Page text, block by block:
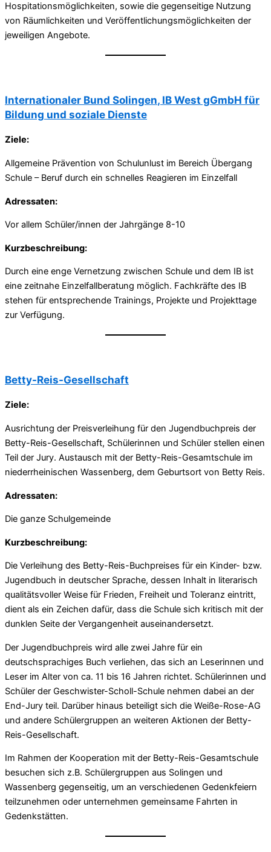
Hospitationsmöglichkeiten, sowie die gegenseitige Nutzung
von Räumlichkeiten und Veröffentlichungsmöglichkeiten der
jeweiligen Angebote.
Internationaler Bund Solingen, IB West gGmbH für
Bildung und soziale Dienste
Ziele:
Allgemeine Prävention von Schulunlust im Bereich Übergang
Schule – Beruf durch ein schnelles Reagieren im Einzelfall
Adressaten:
Vor allem Schüler/innen der Jahrgänge 8-10
Kurzbeschreibung:
Durch eine enge Vernetzung zwischen Schule und dem IB ist
eine zeitnahe Einzelfallberatung möglich. Fachkräfte des IB
stehen für entsprechende Trainings, Projekte und Projekttage
zur Verfügung.
Betty-Reis-Gesellschaft
Ziele:
Ausrichtung der Preisverleihung für den Jugendbuchpreis der
Betty-Reis-Gesellschaft, Schülerinnen und Schüler stellen einen
Teil der Jury. Austausch mit der Betty-Reis-Gesamtschule im
niederrheinischen Wassenberg, dem Geburtsort von Betty Reis.
Adressaten:
Die ganze Schulgemeinde
Kurzbeschreibung:
Die Verleihung des Betty-Reis-Buchpreises für ein Kinder- bzw.
Jugendbuch in deutscher Sprache, dessen Inhalt in literarisch
qualitätsvoller Weise für Frieden, Freiheit und Toleranz eintritt,
dient als ein Zeichen dafür, dass die Schule sich kritisch mit der
dunklen Seite der Vergangenheit auseinandersetzt.
Der Jugendbuchpreis wird alle zwei Jahre für ein
deutschsprachiges Buch verliehen, das sich an Leserinnen und
Leser im Alter von ca. 11 bis 16 Jahren richtet. Schülerinnen und
Schüler der Geschwister-Scholl-Schule nehmen dabei an der
End-Jury teil. Darüber hinaus beteiligt sich die Weiße-Rose-AG
und andere Schülergruppen an weiteren Aktionen der Betty-
Reis-Gesellschaft.
Im Rahmen der Kooperation mit der Betty-Reis-Gesamtschule
besuchen sich z.B. Schülergruppen aus Solingen und
Wassenberg gegenseitig, um an verschiedenen Gedenkfeiern
teilzunehmen oder unternehmen gemeinsame Fahrten in
Gedenkstätten.